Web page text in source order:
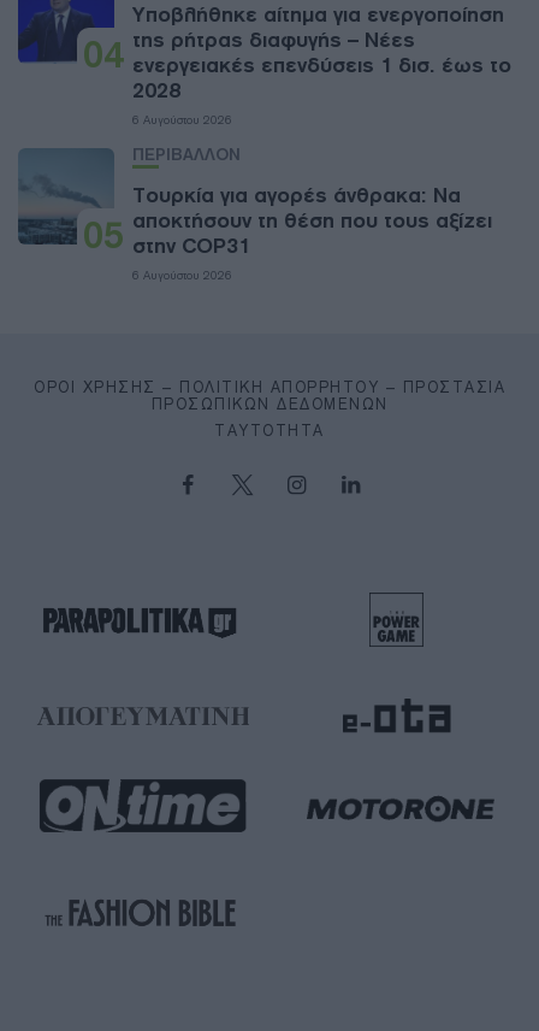
04
Υποβλήθηκε αίτημα για ενεργοποίηση
της ρήτρας διαφυγής – Νέες
ενεργειακές επενδύσεις 1 δισ. έως το
2028
6 Αυγούστου 2026
05
ΠΕΡΙΒΑΛΛΟΝ
Τουρκία για αγορές άνθρακα: Να
αποκτήσουν τη θέση που τους αξίζει
στην COP31
6 Αυγούστου 2026
ΌΡΟΙ ΧΡΉΣΗΣ – ΠΟΛΙΤΙΚΉ ΑΠΟΡΡΉΤΟΥ – ΠΡΟΣΤΑΣΊΑ
ΠΡΟΣΩΠΙΚΏΝ ΔΕΔΟΜΈΝΩΝ
ΤΑΥΤΌΤΗΤΑ